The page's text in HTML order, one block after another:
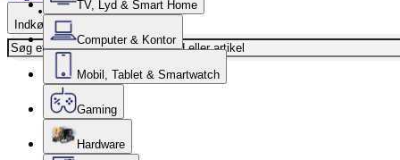
Indkøbskurv
TV, Lyd & Smart Home
Computer & Kontor
Mobil, Tablet & Smartwatch
Gaming
Hardware